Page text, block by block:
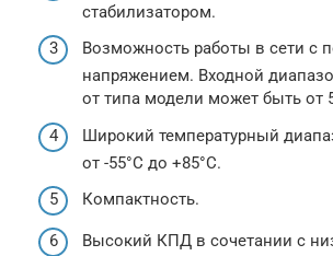
стабилизатором.
Возможность работы в сети с
напряжением. Входной
от типа модели может быть от
Широкий температурный
от -55°С до +85°С.
Компактность.
Высокий КПД в сочетании с